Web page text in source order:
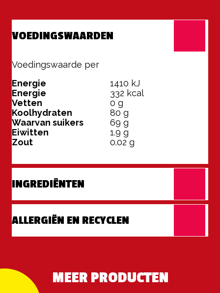
VOEDINGSWAARDEN
Voedingswaarde per
Energie 1410 kJ
Energie
332 kcal
Vetten
0 g
Koolhydraten
80 g
Waarvan suikers
69 g
Eiwitten
1.9 g
Zout
0.02 g
INGREDIËNTEN
ALLERGIËN EN RECYCLEN
MEER PRODUCTEN